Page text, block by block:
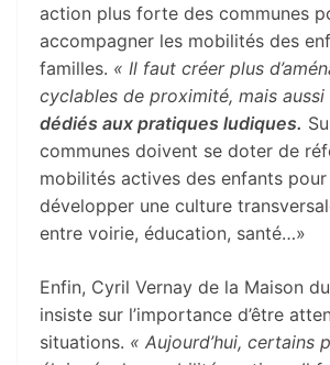
action plus forte des communes
accompagner les mobilités des
familles. « Il faut créer plus
cyclables de proximité, mais aussi
dédiés aux pratiques ludiques.
communes doivent se doter de
mobilités actives des enfants pour
développer une culture
entre voirie, éducation, santé…»
Enfin, Cyril Vernay de la Maison
insiste sur l’importance d’être
situations. « Aujourd’hui, certains